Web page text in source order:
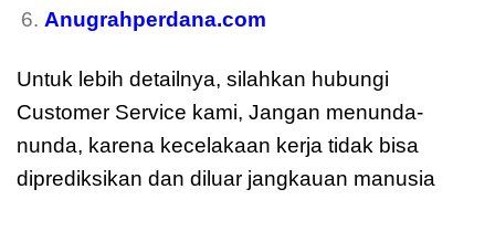
Anugrahperdana.com
Untuk lebih detailnya, silahkan hubungi
Customer Service kami, Jangan menunda-
nunda, karena kecelakaan kerja tidak bisa
diprediksikan dan diluar jangkauan manusia